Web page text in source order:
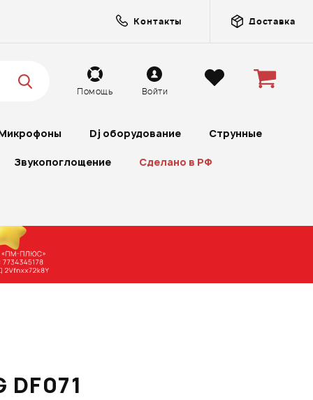
Контакты Доставка
Помощь Войти
Dj оборудование Струнные
Звукопоглощение Сделано в РФ